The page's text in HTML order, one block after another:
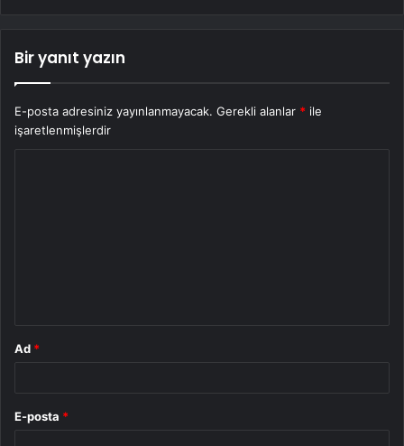
Bir yanıt yazın
E-posta adresiniz yayınlanmayacak. Gerekli alanlar * ile
işaretlenmişlerdir
Ad *
E-posta *